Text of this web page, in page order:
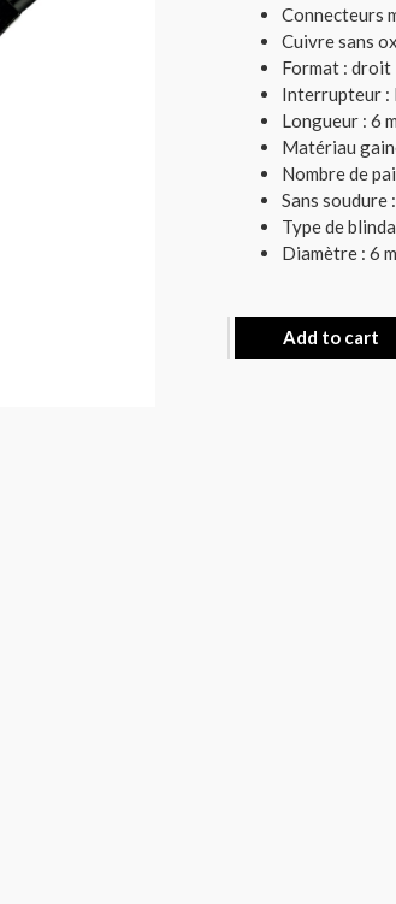
Connecteurs
Cuivre sans
Format : droit
Interrupteur :
Longueur : 6 m
Matériau
Nombre de
Sans soudure
Type de
Diamètre : 6
Add to cart